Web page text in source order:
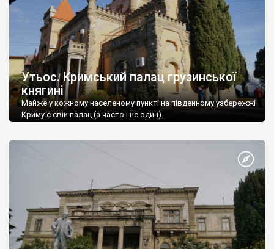
Утьос. Кримський палац грузинської
княгині
Майже у кожному населеному пункті на південному узбережжі
Криму є свій палац (а часто і не один).